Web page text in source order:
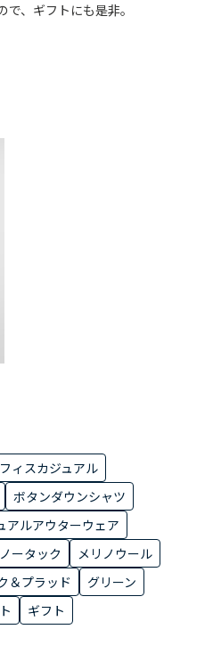
、ギフトにも是非。
ィスカジュアル
ボタンダウンシャツ
アルアウターウェア
ノータック
メリノウール
＆プラッド
グリーン
ギフト